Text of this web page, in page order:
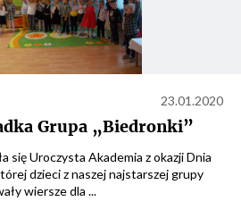
23.01.2020
Grupa „Biedronki”
się Uroczysta Akademia z okazji Dnia
dzieci z naszej najstarszej grupy
wiersze dla ...